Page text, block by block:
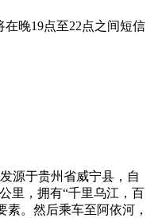
晚19点至22点之间短信
源于贵州省威宁县，自
里，拥有“千里乌江，百
。然后乘车至阿依河，